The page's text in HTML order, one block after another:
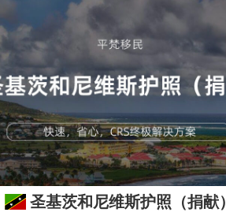
圣基茨和尼维斯护照（捐献）